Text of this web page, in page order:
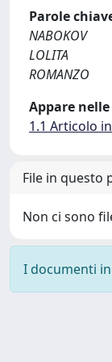
Parole
NABOKOV
LOLITA
ROMANZO
Appare
1.1 Articolo
File in questo
Non ci sono
I documenti